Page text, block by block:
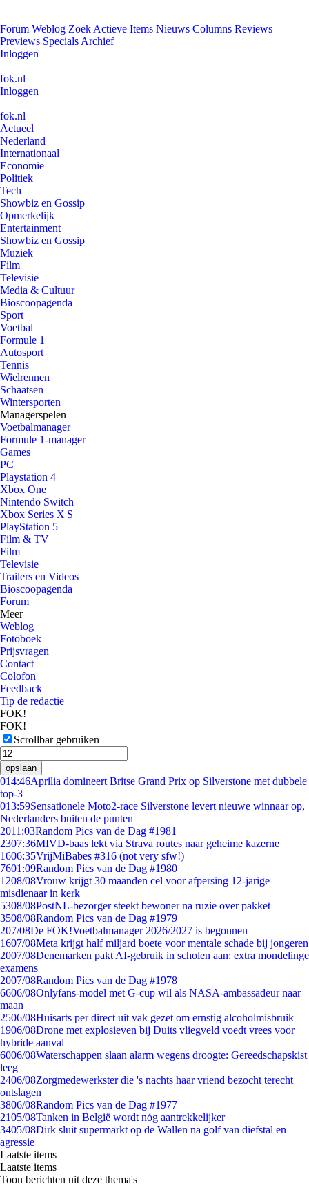
Forum Weblog Zoek Actieve Items Nieuws Columns Reviews
Previews Specials Archief
Inloggen
fok.nl
Inloggen
fok.nl
Actueel
Nederland
Internationaal
Economie
Politiek
Tech
Showbiz en Gossip
Opmerkelijk
Entertainment
Showbiz en Gossip
Muziek
Film
Televisie
Media & Cultuur
Bioscoopagenda
Sport
Voetbal
Formule 1
Autosport
Tennis
Wielrennen
Schaatsen
Wintersporten
Managerspelen
Voetbalmanager
Formule 1-manager
Games
PC
Playstation 4
Xbox One
Nintendo Switch
Xbox Series X|S
PlayStation 5
Film & TV
Film
Televisie
Trailers en Videos
Bioscoopagenda
Forum
Meer
Weblog
Fotoboek
Prijsvragen
Contact
Colofon
Feedback
Tip de redactie
FOK!
FOK!
Scrollbar gebruiken
opslaan
014:46Aprilia domineert Britse Grand Prix op Silverstone met dubbele
top-3
013:59Sensationele Moto2-race Silverstone levert nieuwe winnaar op,
Nederlanders buiten de punten
2011:03Random Pics van de Dag #1981
2307:36MIVD-baas lekt via Strava routes naar geheime kazerne
1606:35VrijMiBabes #316 (not very sfw!)
7601:09Random Pics van de Dag #1980
1208/08Vrouw krijgt 30 maanden cel voor afpersing 12-jarige
misdienaar in kerk
5308/08PostNL-bezorger steekt bewoner na ruzie over pakket
3508/08Random Pics van de Dag #1979
207/08De FOK!Voetbalmanager 2026/2027 is begonnen
1607/08Meta krijgt half miljard boete voor mentale schade bij jongeren
2007/08Denemarken pakt AI-gebruik in scholen aan: extra mondelinge
examens
2007/08Random Pics van de Dag #1978
6606/08Onlyfans-model met G-cup wil als NASA-ambassadeur naar
maan
2506/08Huisarts per direct uit vak gezet om ernstig alcoholmisbruik
1906/08Drone met explosieven bij Duits vliegveld voedt vrees voor
hybride aanval
6006/08Waterschappen slaan alarm wegens droogte: Gereedschapskist
leeg
2406/08Zorgmedewerkster die 's nachts haar vriend bezocht terecht
ontslagen
3806/08Random Pics van de Dag #1977
2105/08Tanken in België wordt nóg aantrekkelijker
3405/08Dirk sluit supermarkt op de Wallen na golf van diefstal en
agressie
Laatste items
Laatste items
Toon berichten uit deze thema's